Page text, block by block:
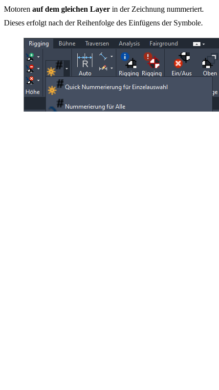
Motoren auf dem gleichen Layer in der Zeichnung nummeriert.
Dieses erfolgt nach der Reihenfolge des Einfügens der Symbole.